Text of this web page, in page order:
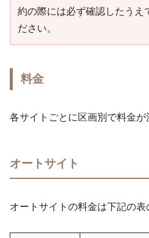
約の際には必ず確認したうえ
ださい。
料金
各サイトごとに区画別で料金が
オートサイト
オートサイトの料金は下記の表